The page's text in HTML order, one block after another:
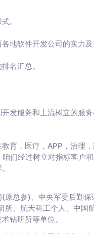
。
地软件开发公司的实力及
名汇总。
发服务和上流树立的服
育，医疗，APP，治理
们经过树立对指标客户
原总参)、中央军委后勤
、航天科工个人、中国
钻研所等单位。